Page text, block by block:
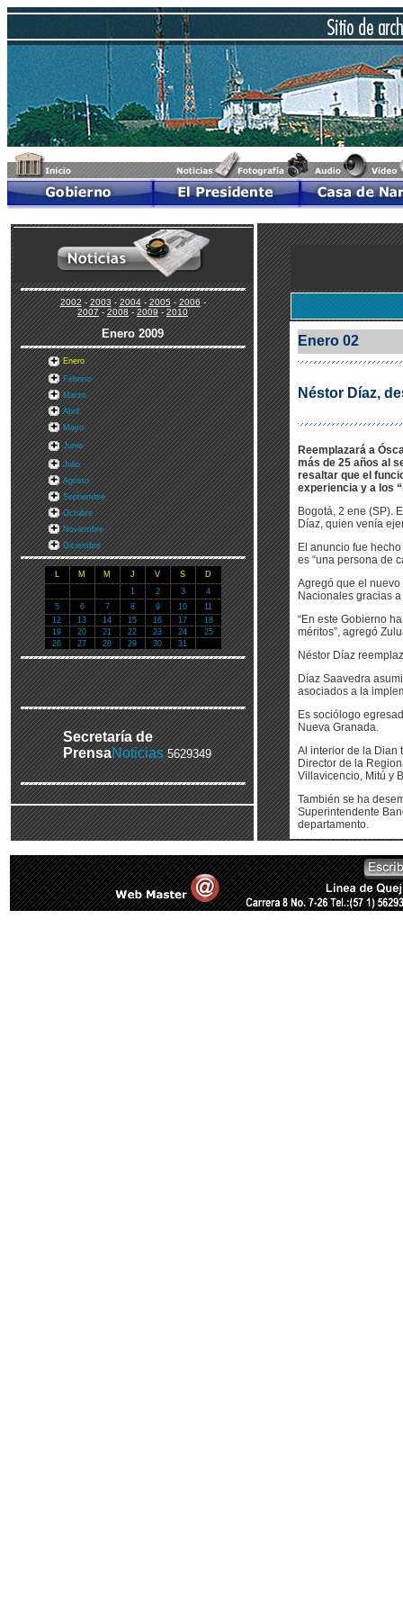
2002-2003-2004-2005-2006-
2007-2008-2009-2010
Enero2009
Enero
Febrero
Marzo
Abril
Mayo
Junio
Julio
Agosto
Septiembre
Octubre
Noviembre
Diciembre
L M M J V S
D
1
2 3
4
5
6 7 8 9 10
11
12
13 14 15 16 17
18
19
20 21 22 23 24
25
26
27 28 29 30 31
Secretaría de
PrensaNoticias 5629349
Enero 02
Néstor Díaz,
Reemplazará a
más de 25 años al
resaltar que el
experiencia y a los
Bogotá, 2 ene (SP).
Díaz, quien venía
El anuncio fue
es “una persona de
Agregó que el
Nacionales gracias
“En este Gobierno
méritos”, agregó
Néstor Díaz
Díaz Saavedra
asociados a la
Es sociólogo
Nueva Granada.
Al interior de la Dian
Director de la
Villavicencio, Mitú y
También se ha
Superintendente
departamento.